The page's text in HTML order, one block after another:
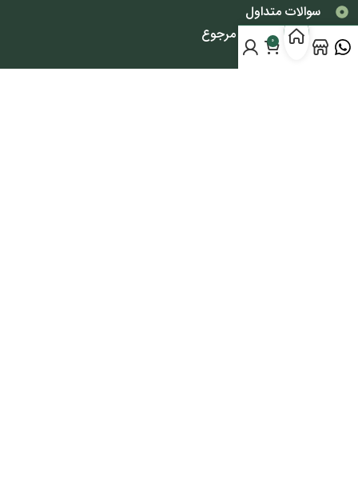
سوالات متداول
شرایط تعویض و مرجوع
قوانین و مقررات
0